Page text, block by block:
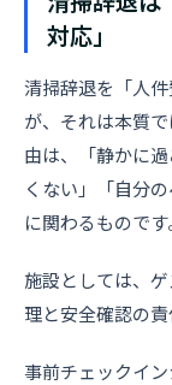
対応」
清掃辞退を「人
が、それは本質
由は、「静かに
くない」「自分
に関わるものです
施設としては、
理と安全確認の
事前チェックイ